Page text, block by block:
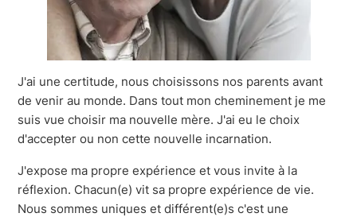
J'ai une certitude, nous choisissons nos parents avant
de venir au monde. Dans tout mon cheminement je me
suis vue choisir ma nouvelle mère. J'ai eu le choix
d'accepter ou non cette nouvelle incarnation.
J'expose ma propre expérience et vous invite à la
réflexion. Chacun(e) vit sa propre expérience de vie.
Nous sommes uniques et différent(e)s c'est une